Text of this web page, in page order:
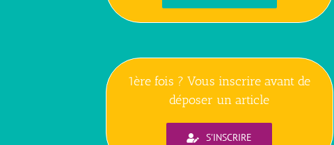
1ère fois ? Vous inscrire avant de
déposer un article
S'INSCRIRE